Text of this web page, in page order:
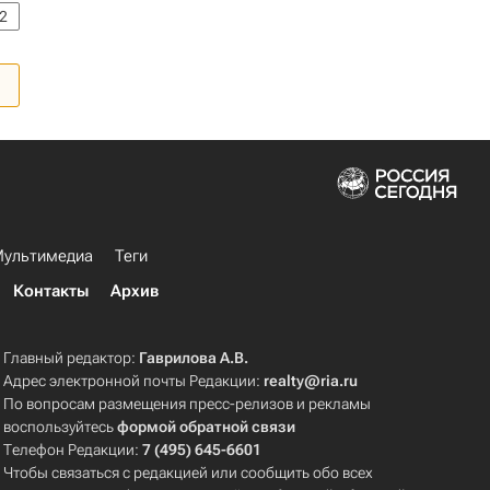
2
Теги
Контакты
Архив
Главный редактор: Гаврилова А.В.
Адрес электронной почты Редакции: realty@ria.ru
По вопросам размещения пресс-релизов и рекламы
воспользуйтесьформой обратной связи
Телефон Редакции:7 (495) 645-6601
Чтобы связаться с редакцией или сообщить обо всех